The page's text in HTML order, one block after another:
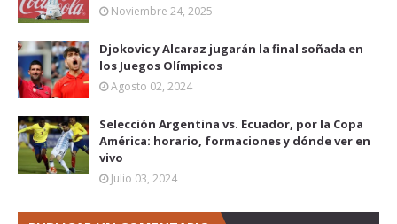
Noviembre 24, 2025
Djokovic y Alcaraz jugarán la final soñada en
los Juegos Olímpicos
Agosto 02, 2024
Selección Argentina vs. Ecuador, por la Copa
América: horario, formaciones y dónde ver en
vivo
Julio 03, 2024